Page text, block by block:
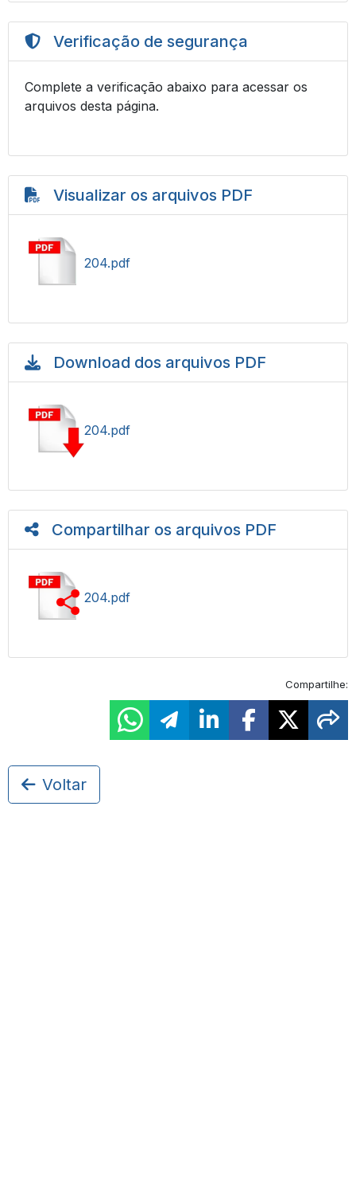
Verificação de segurança
Complete a verificação abaixo para acessar os
arquivos desta página.
Visualizar os arquivos PDF
204.pdf
Download dos arquivos PDF
204.pdf
Compartilhar os arquivos PDF
204.pdf
Compartilhe:
Voltar